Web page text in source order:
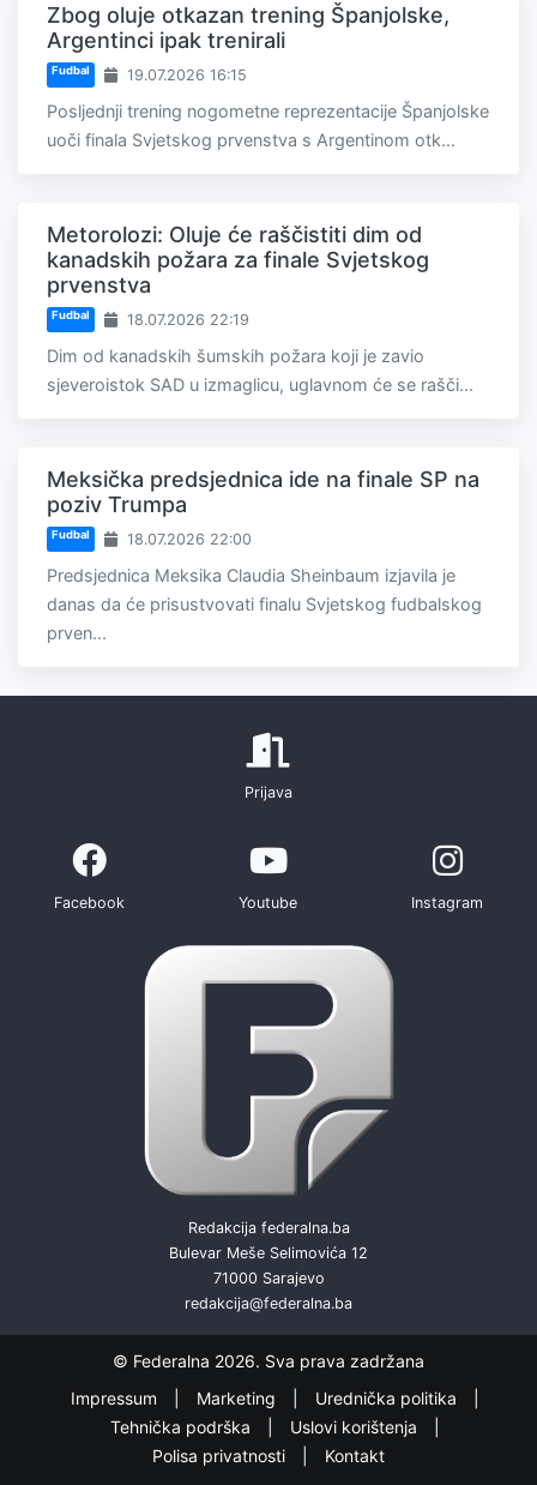
Zbog oluje otkazan trening Španjolske,
Argentinci ipak trenirali
Fudbal 19.07.2026 16:15
Posljednji trening nogometne reprezentacije Španjolske
uoči finala Svjetskog prvenstva s Argentinom otk...
Metorolozi: Oluje će raščistiti dim od
kanadskih požara za finale Svjetskog
prvenstva
Fudbal 18.07.2026 22:19
Dim od kanadskih šumskih požara koji je zavio
sjeveroistok SAD u izmaglicu, uglavnom će se rašči...
Meksička predsjednica ide na finale SP na
poziv Trumpa
Fudbal 18.07.2026 22:00
Predsjednica Meksika Claudia Sheinbaum izjavila je
danas da će prisustvovati finalu Svjetskog fudbalskog
prven...
Prijava
Facebook Youtube Instagram
Redakcija federalna.ba
Bulevar Meše Selimovića 12
71000 Sarajevo
redakcija@federalna.ba
© Federalna 2026. Sva prava zadržana
Impressum
Marketing
Urednička politika
Tehnička podrška
Uslovi korištenja
Polisa privatnosti
Kontakt